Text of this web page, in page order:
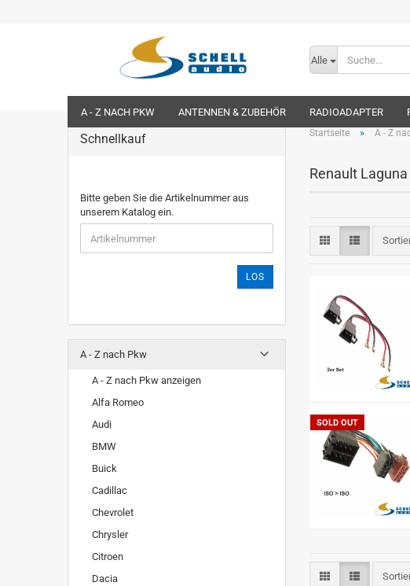
Alle
A - Z NACH PKW ANTENNEN & ZUBEHÖR RADIOADAPTER
Startseite » A - Z
Renault Laguna
SOLD OUT
Schnellkauf
Bitte geben Sie die Artikelnummer aus
unserem Katalog ein.
LOS
A - Z nach Pkw
A - Z nach Pkw anzeigen
Alfa Romeo
Audi
BMW
Buick
Cadillac
Chevrolet
Chrysler
Citroen
Dacia